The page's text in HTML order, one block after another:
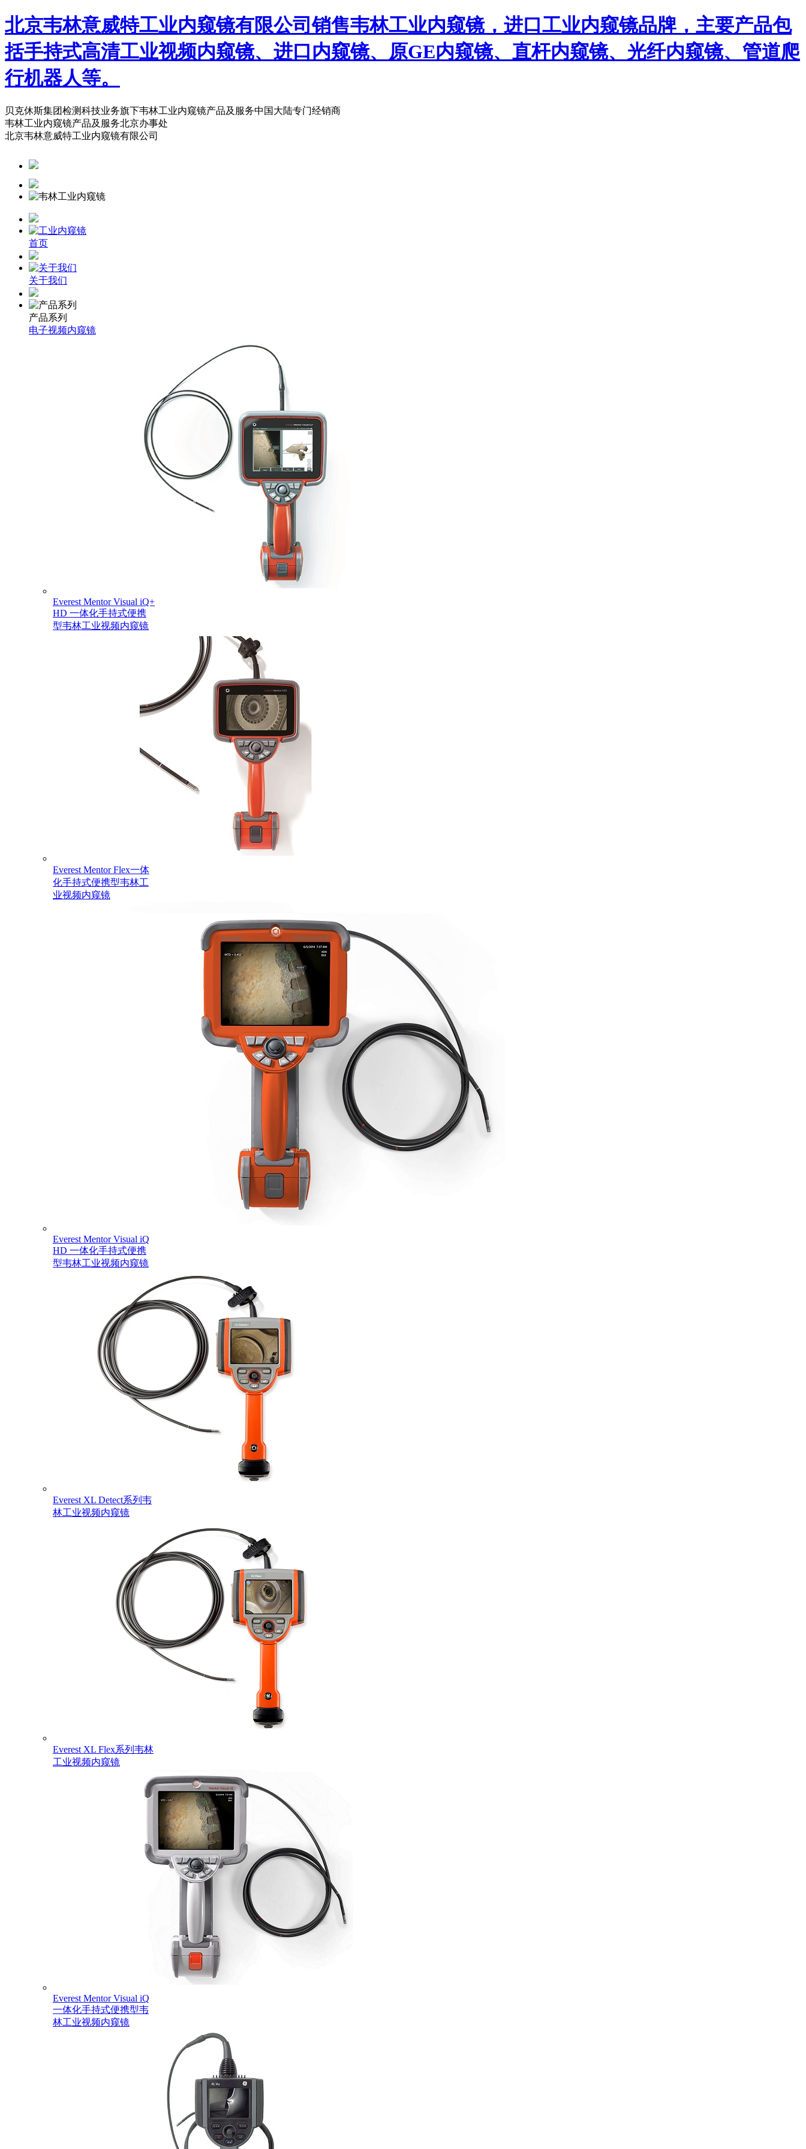
北京韦林意威特工业内窥镜有限公司销售韦林工业内窥镜，进口工业内窥镜品牌，主要产品包
括手持式高清工业视频内窥镜、进口内窥镜、原GE内窥镜、直杆内窥镜、光纤内窥镜、管道爬
行机器人等。
贝克休斯集团检测科技业务旗下韦林工业内窥镜产品及服务中国大陆专门经销商
韦林工业内窥镜产品及服务北京办事处
北京韦林意威特工业内窥镜有限公司
首页
关于我们
产品系列
电子视频内窥镜
Everest Mentor Visual iQ+
HD 一体化手持式便携
型韦林工业视频内窥镜
Everest Mentor Flex一体
化手持式便携型韦林工
业视频内窥镜
Everest Mentor Visual iQ
HD 一体化手持式便携
型韦林工业视频内窥镜
Everest XL Detect系列韦
林工业视频内窥镜
Everest XL Flex系列韦林
工业视频内窥镜
Everest Mentor Visual iQ
一体化手持式便携型韦
林工业视频内窥镜